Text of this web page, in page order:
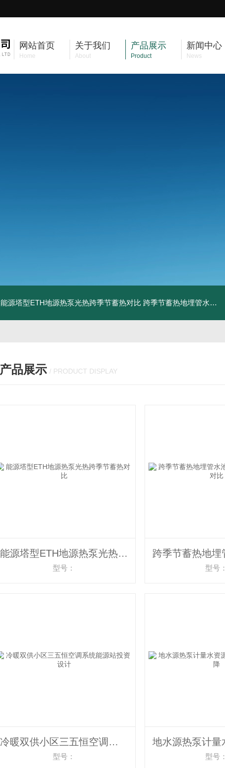
网站首页
Home
关于我们
About
产品展示
Product
新闻中心
News
能源塔型ETH地源热泵光热跨季节蓄热对比 跨季节蓄热地埋管水池湖面储热技术研究对比
产品展示 / PRODUCT DISPLAY
能源塔型ETH地源热泵光热跨季节蓄热对比
型号： 型号：
冷暖双供小区三五恒空调系统能源站投资设计
型号： 型号：